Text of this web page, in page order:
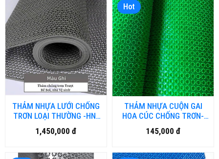
THẢM NHỰA LƯỚI CHỐNG
TRƠN LOẠI THƯỜNG -HN-
DN.01
1,450,000 đ
Hot
THẢM NHỰA CUỘN GAI
HOA CÚC CHỐNG TRƠN-
DN.01
145,000 đ